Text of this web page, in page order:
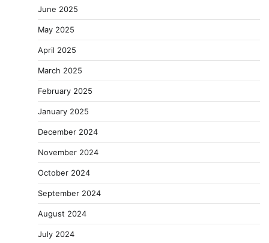
June 2025
May 2025
April 2025
March 2025
February 2025
January 2025
December 2024
November 2024
October 2024
September 2024
August 2024
July 2024